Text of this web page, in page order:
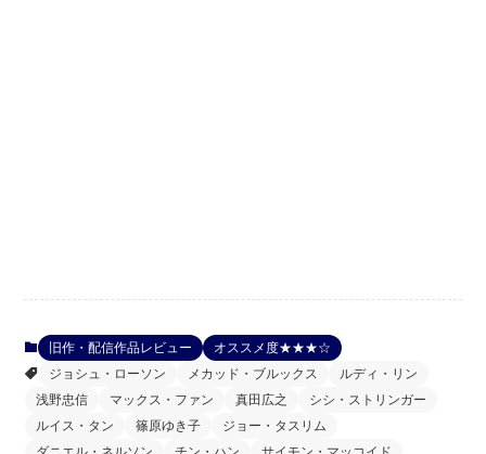
旧作・配信作品レビュー
オススメ度★★★☆
ジョシュ・ローソン
メカッド・ブルックス
ルディ・リン
浅野忠信
マックス・ファン 真田広之
シシ・ストリンガー
ルイス・タン
篠原ゆき子
ジョー・タスリム